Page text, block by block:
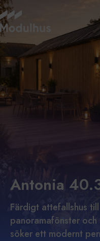
Antonia
Färdigt attefallshus
panoramafönster
söker ett modernt